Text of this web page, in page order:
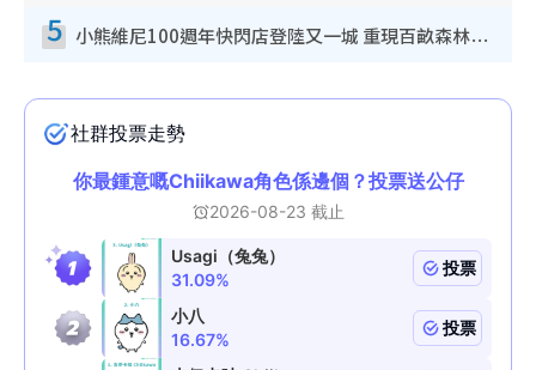
5 小熊維尼100週年快閃店登陸又一城 重現百畝森林經典場景／獨家限定盲盒登場／專屬DIY香水